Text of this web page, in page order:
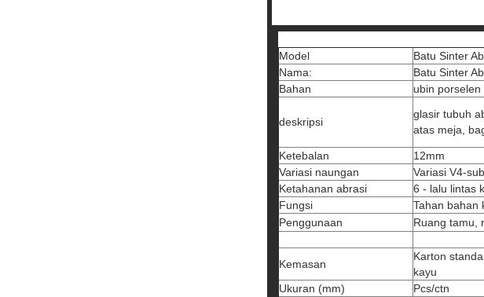
Model
Batu Sinter
Nama:
Batu Sinter
Bahan
ubin porselen
deskripsi
glasir tubuh
atas meja,
Ketebalan
12mm
Variasi naungan
Variasi V4-
Ketahanan abrasi
6 - lalu lintas
Fungsi
Tahan bahan
Penggunaan
Ruang tamu,
Kemasan
Karton
kayu
Ukuran (mm)
Pcs/ctn